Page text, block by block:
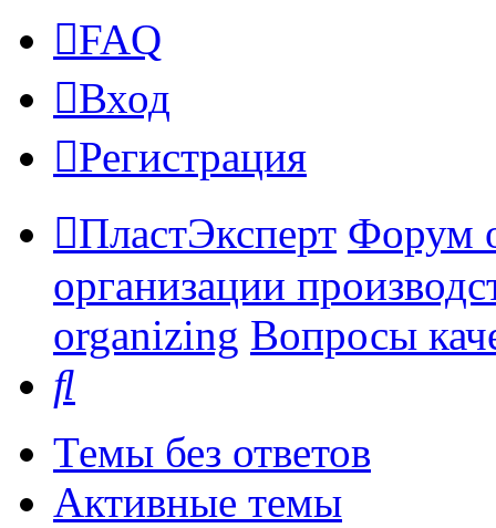
FAQ
Вход
Регистрация
ПластЭксперт Форум
организации
organizing Вопросы
Темы без ответов
Активные темы